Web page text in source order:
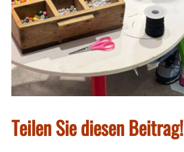
Teilen Sie diesen Beitrag!